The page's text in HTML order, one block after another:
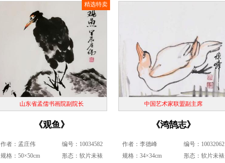
精选特卖
山东省孟儒书画院副院长
《观鱼》
作者：孟庄伟
规格：50×50cm
编号：10034582
形态：软片未裱
中国艺术家联盟副主席
《鸿鹄志》
作者：李德峰
规格：34×34cm
编号：10032062
形态：软片未裱